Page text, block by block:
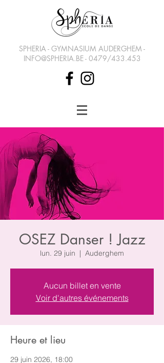
SPHERIA - GYMNASIUM AUDERGHEM -
INFO@SPHERIA.BE- 0479/433.453
OSEZ Danser ! Jazz
lun. 29 juin
  |
Auderghem
Aucun billet en vente
Voir d'autres événements
Heure et lieu
29 juin 2026, 18:00